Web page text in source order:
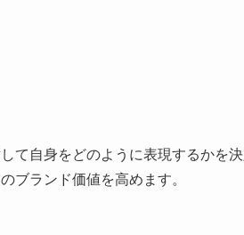
て自身をどのように表現するかを
ブランド価値を高めます。